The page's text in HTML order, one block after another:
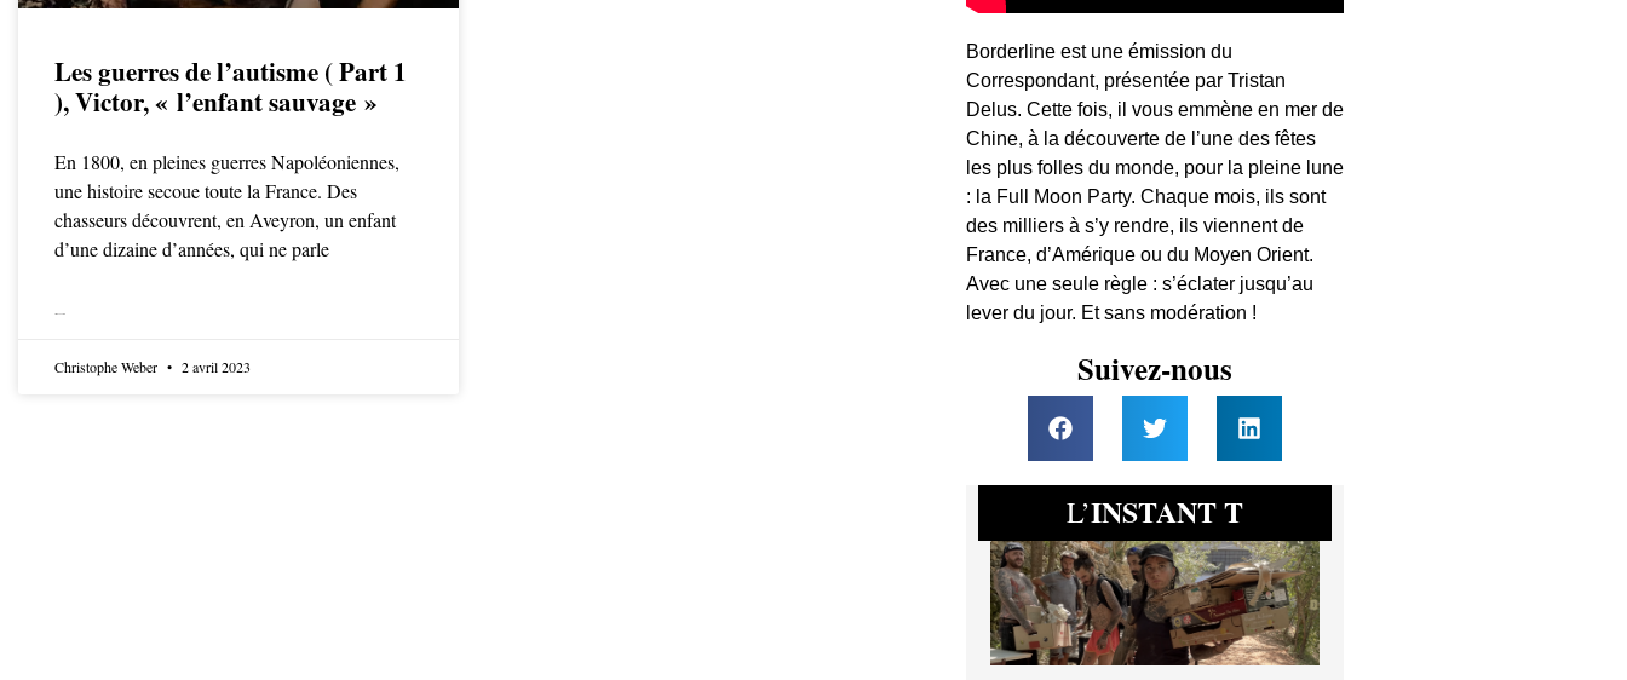
Les guerres de l’autisme ( Part 1
), Victor, « l’enfant sauvage »
En 1800, en pleines guerres Napoléoniennes,
une histoire secoue toute la France. Des
chasseurs découvrent, en Aveyron, un enfant
d’une dizaine d’années, qui ne parle
Christophe Weber 2 avril 2023
Borderline est une émission du
Correspondant, présentée par Tristan
Delus. Cette fois, il vous emmène en mer de
Chine, à la découverte de l’une des fêtes
les plus folles du monde, pour la pleine lune
: la Full Moon Party. Chaque mois, ils sont
des milliers à s’y rendre, ils viennent de
France, d’Amérique ou du Moyen Orient.
Avec une seule règle : s’éclater jusqu’au
lever du jour. Et sans modération !
Suivez-nous
L’INSTANT T